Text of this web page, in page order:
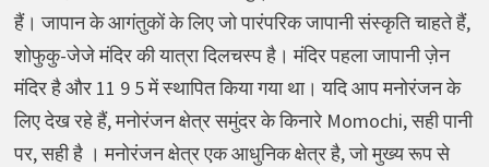
हैं। जापान के आगंतुकों के लिए जो पारंपरिक जापानी संस्कृति चाहते हैं,
शोफुकु-जेजे मंदिर की यात्रा दिलचस्प है। मंदिर पहला जापानी ज़ेन
मंदिर है और 11 9 5 में स्थापित किया गया था। यदि आप मनोरंजन के
लिए देख रहे हैं, मनोरंजन क्षेत्र समुंदर के किनारे Momochi, सही पानी
पर, सही है । मनोरंजन क्षेत्र एक आधुनिक क्षेत्र है, जो मुख्य रूप से